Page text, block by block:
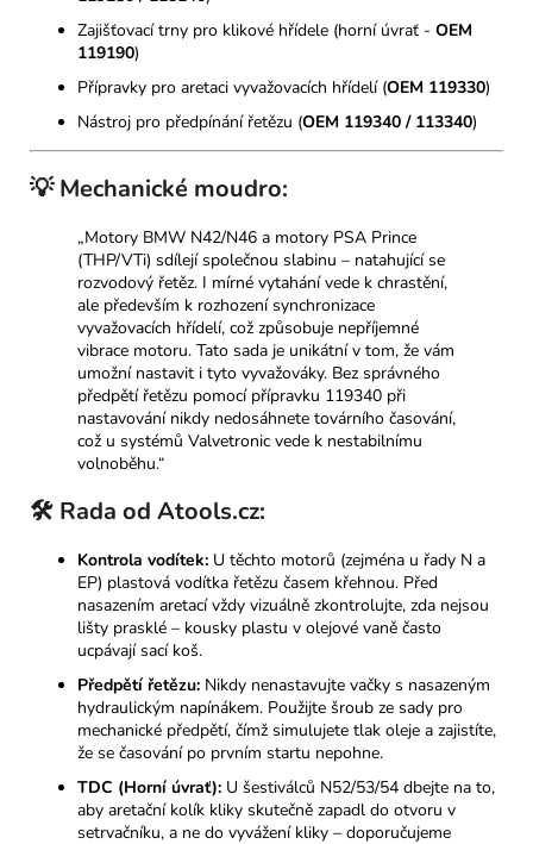
Zajišťovací trny pro klikové hřídele (horní úvrať - OEM
119190)
Přípravky pro aretaci vyvažovacích hřídelí (OEM 119330)
Nástroj pro předpínání řetězu (OEM 119340 / 113340)
💡 Mechanické moudro:
„Motory BMW N42/N46 a motory PSA Prince
(THP/VTi) sdílejí společnou slabinu – natahující se
rozvodový řetěz. I mírné vytahání vede k chrastění,
ale především k rozhození synchronizace
vyvažovacích hřídelí, což způsobuje nepříjemné
vibrace motoru. Tato sada je unikátní v tom, že vám
umožní nastavit i tyto vyvažováky. Bez správného
předpětí řetězu pomocí přípravku 119340 při
nastavování nikdy nedosáhnete továrního časování,
což u systémů Valvetronic vede k nestabilnímu
volnoběhu.“
🛠️ Rada od Atools.cz:
Kontrola vodítek: U těchto motorů (zejména u řady N a
EP) plastová vodítka řetězu časem křehnou. Před
nasazením aretací vždy vizuálně zkontrolujte, zda nejsou
lišty prasklé – kousky plastu v olejové vaně často
ucpávají sací koš.
Předpětí řetězu: Nikdy nenastavujte vačky s nasazeným
hydraulickým napínákem. Použijte šroub ze sady pro
mechanické předpětí, čímž simulujete tlak oleje a zajistíte,
že se časování po prvním startu nepohne.
TDC (Horní úvrať): U šestiválců N52/53/54 dbejte na to,
aby aretační kolík kliky skutečně zapadl do otvoru v
setrvačníku, a ne do vyvážení kliky – doporučujeme